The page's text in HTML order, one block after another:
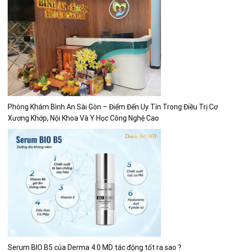
Phòng Khám Bình An Sài Gòn – Điểm Đến Uy Tín Trong Điều Trị Cơ
Xương Khớp, Nội Khoa Và Y Học Công Nghệ Cao
Serum BIO B5 của Derma 4.0 MD tác động tốt ra sao ?